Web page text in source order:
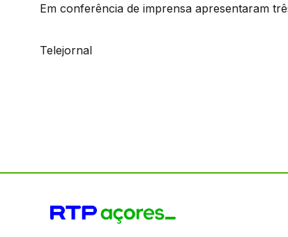
Em conferência de imprensa apresentaram
Telejornal